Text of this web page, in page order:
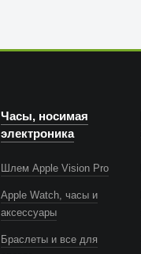
Часы, носимая
электроника
Шлем Apple Vision Pro
Apple Watch, часы и
аксессуары
Браслеты и все для